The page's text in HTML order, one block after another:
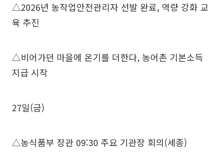
△2026년 농작업안전관리자 선발 완료, 역량 강화 교
육 추진
△비어가던 마을에 온기를 더한다, 농어촌 기본소득
지급 시작
27일(금)
△농식품부 장관 09:30 주요 기관장 회의(세종)